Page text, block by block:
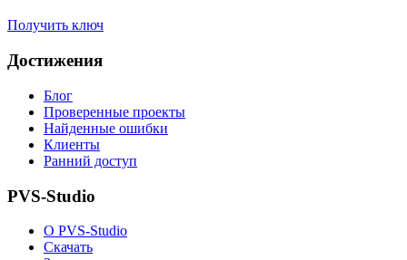
Получить ключ
Достижения
Блог
Проверенные проекты
Найденные ошибки
Клиенты
Ранний доступ
PVS-Studio
О PVS-Studio
Скачать